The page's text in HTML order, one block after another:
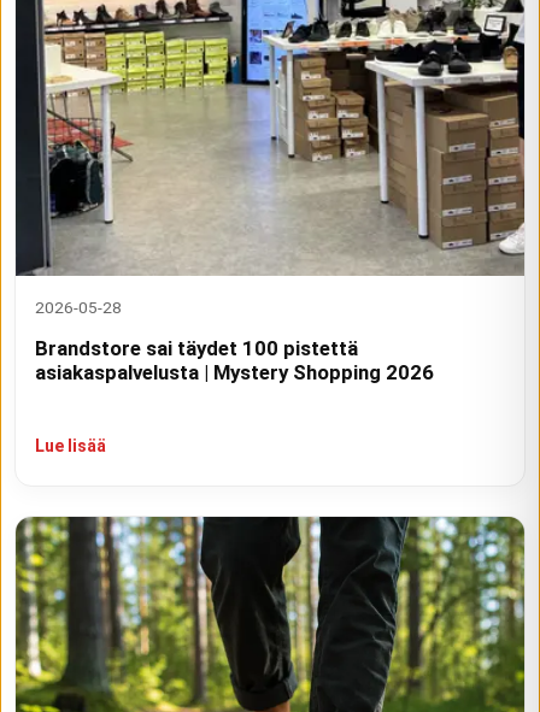
2026-05-28
Brandstore sai täydet 100 pistettä
asiakaspalvelusta | Mystery Shopping 2026
Lue lisää